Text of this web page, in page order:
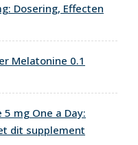
Dosering, Effecten
Melatonine 0.1
mg One a Day:
dit supplement